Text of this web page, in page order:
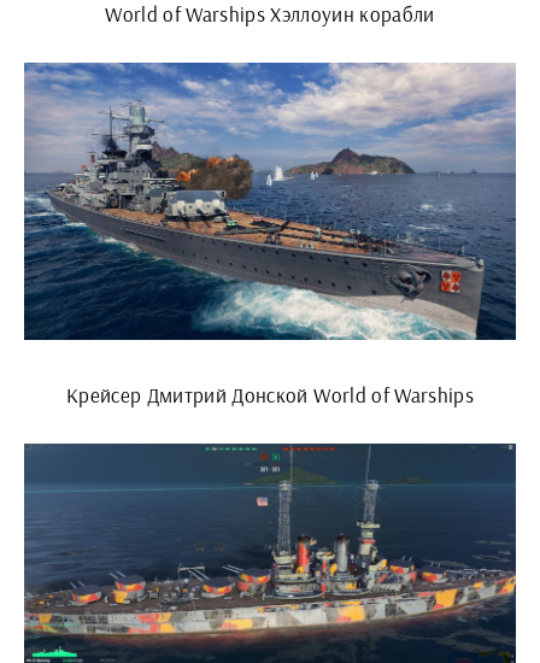
World of Warships Хэллоуин корабли
Крейсер Дмитрий Донской World of Warships